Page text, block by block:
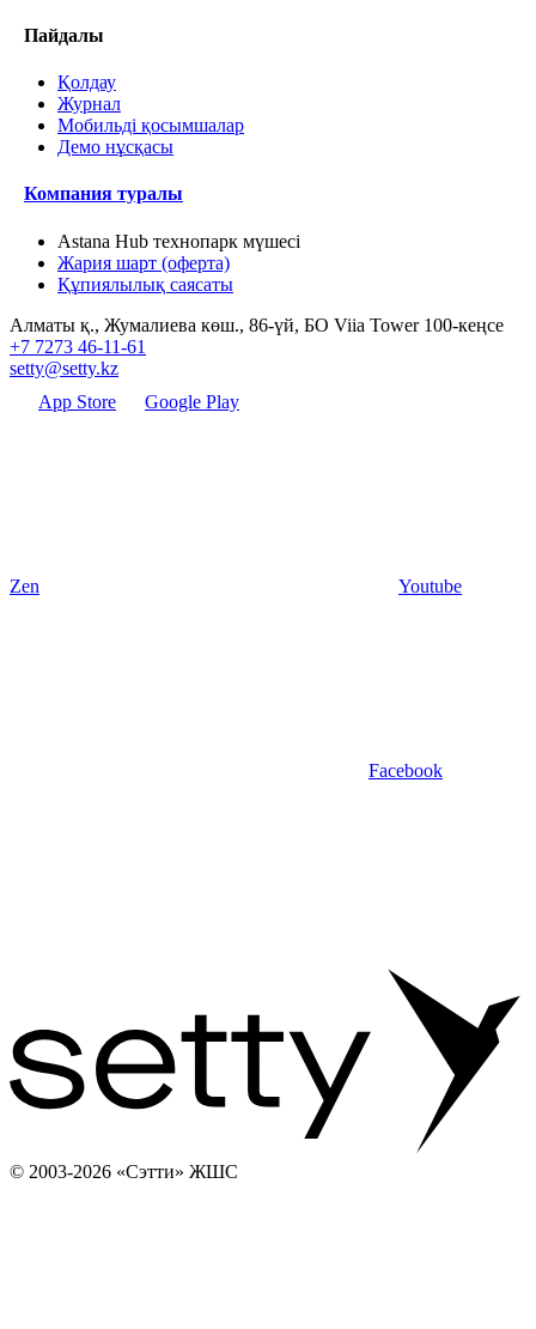
Пайдалы
Қолдау
Журнал
Мобильді қосымшалар
Демо нұсқасы
Компания туралы
Astana Hub технопарк мүшесі
Жария шарт (оферта)
Құпиялылық саясаты
Алматы қ., Жумалиева көш., 86-үй, БО Viia Tower 100-кеңсе
+7 7273 46-11-61
setty@setty.kz
App Store
Google Play
Zen Youtube
Facebook
© 2003-2026 «Сэтти» ЖШС